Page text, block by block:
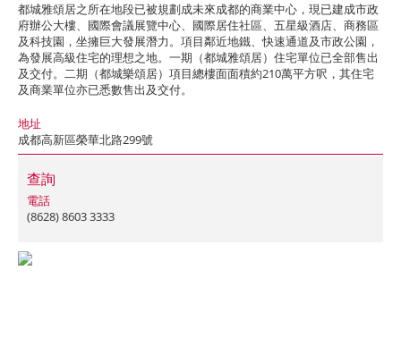
都城雅頌居之所在地段已被規劃成未來成都的商業中心，現已建成市政
府辦公大樓、國際會議展覽中心、國際居住社區、五星級酒店、商務區
及科技園，坐擁巨大發展潛力。項目鄰近地鐵、快速通道及市政公園，
為發展高級住宅的理想之地。一期（都城雅頌居）住宅單位已全部售出
及交付。二期（都城樂頌居）項目總樓面面積約210萬平方呎，其住宅
及商業單位亦已悉數售出及交付。
地址
成都高新區榮華北路299號
查詢
電話
(8628) 8603 3333